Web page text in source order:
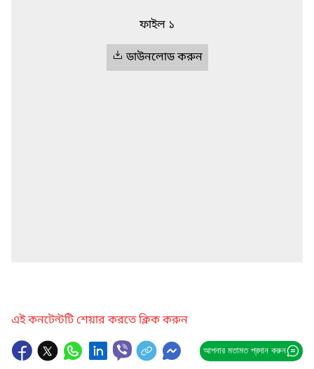
ফাইল ১
ডাউনলোড করুন
এই কনটেন্টটি শেয়ার করতে ক্লিক করুন
আপনার মতামত প্রদান করুন